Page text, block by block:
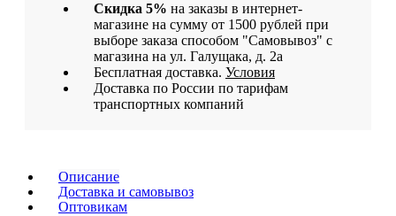
Скидка 5% на заказы в интернет-
магазине на сумму от 1500 рублей при
выборе заказа способом "Самовывоз" с
магазина на ул. Галущака, д. 2а
Бесплатная доставка. Условия
Доставка по России по тарифам
транспортных компаний
Описание
Доставка и самовывоз
Оптовикам